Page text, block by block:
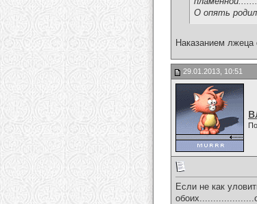
О опять
Наказанием лжеца
29.01.2013, 10:51
Если не как